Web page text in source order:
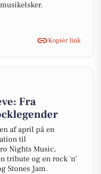
Kopiér link
Fra
af april på en
til
Nights Music,
tribute og en rock 'n'
Stones Jam.